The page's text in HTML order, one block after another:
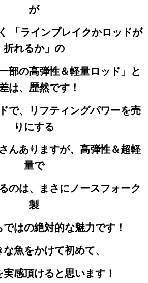
が
「ラインブレイクかロッドが
折れるか」の
一部の高弾性＆軽量ロッド」と
は、歴然です！
で、リフティングパワーを売
りにする
んありますが、高弾性＆超軽
量で
のは、まさにノースフォーク
製
はの絶対的な魅力です！
魚をかけて初めて、
感頂けると思います！